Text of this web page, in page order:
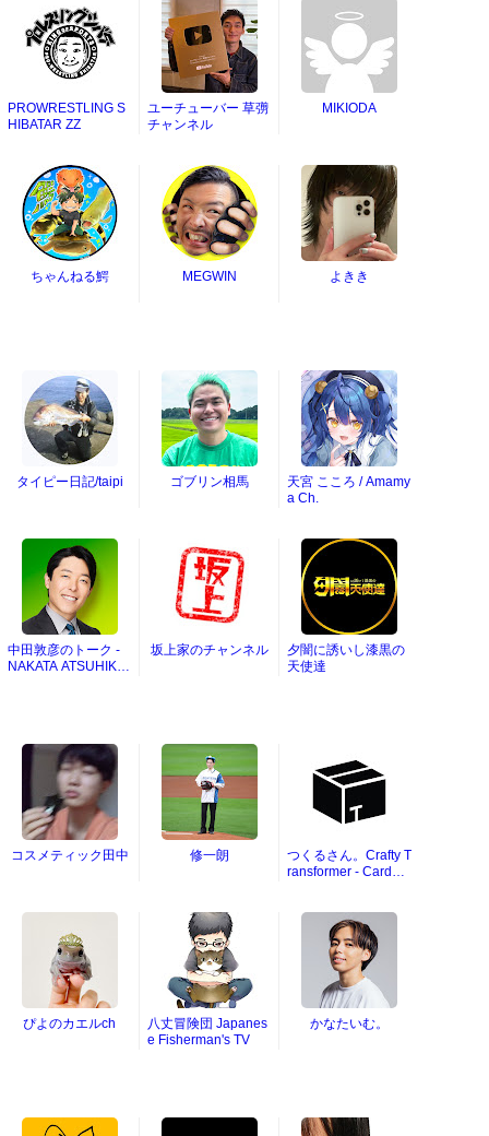
PROWRESTLING S
HIBATAR ZZ
ユーチューバー 草彅
チャンネル
MIKIODA
ちゃんねる鰐 MEGWIN よきき
タイピー日記/taipi ゴブリン相馬
天宮 こころ / Amamy
a Ch.
中田敦彦のトーク -
NAKATA ATSUHIKO
坂上家のチャンネル
夕闇に誘いし漆黒の
天使達
コスメティック田中 修一朗
つくるさん。Crafty T
ransformer - Cardbo
ぴよのカエルch
八丈冒険団 Japanes
e Fisherman's TV
かなたいむ。